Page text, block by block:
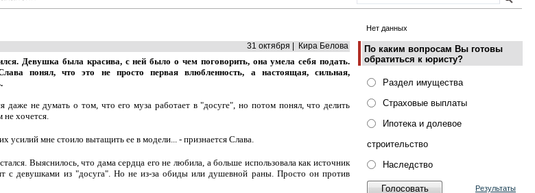
Нет данных
По каким вопросам Вы готовы
обратиться к юристу?
Раздел имущества
Страховые выплаты
Ипотека и долевое
строительство
Наследство
Результаты
31 октября | Кира Белова
Девушка была красива, с ней было о чем поговорить, она умела себя подать.
понял, что это не просто первая влюбленность, а настоящая, сильная,
даже не думать о том, что его муза работает в "досуге", но потом понял, что делить
хочется.
усилий мне стоило вытащить ее в модели... - признается Слава.
Выяснилось, что дама сердца его не любила, а больше использовала как источник
с девушками из "досуга". Но не из-за обиды или душевной раны. Просто он против